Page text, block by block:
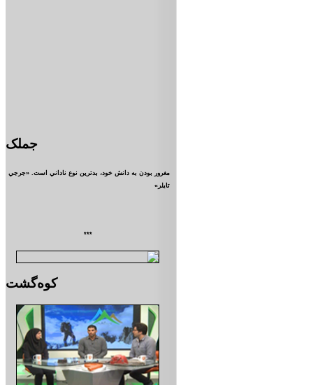
جملک
مغرور بودن به دانش خود، بدترين نوع ناداني است. «جرجي
تايلر»
***
کوه‌گشت